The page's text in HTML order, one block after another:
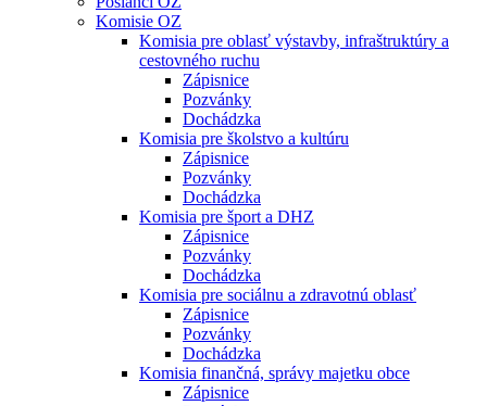
Komisie OZ
Komisia pre oblasť výstavby, infraštruktúry a
cestovného ruchu
Zápisnice
Pozvánky
Dochádzka
Komisia pre školstvo a kultúru
Zápisnice
Pozvánky
Dochádzka
Komisia pre šport a DHZ
Zápisnice
Pozvánky
Dochádzka
Komisia pre sociálnu a zdravotnú oblasť
Zápisnice
Pozvánky
Dochádzka
Komisia finančná, správy majetku obce
Zápisnice